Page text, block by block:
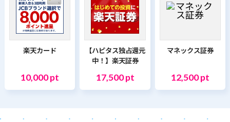
楽天カード
10,000 pt
【ハピタス独占還元
中！】楽天証券
17,500 pt
マネックス証券
12,500 pt